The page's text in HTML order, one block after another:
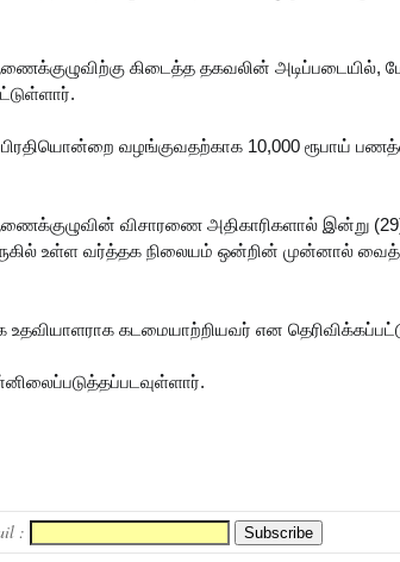
கிடைத்த தகவலின் அடிப்படையில்,
பிரதியொன்றை வழங்குவதற்காக 10,000 ரூபாய்
விசாரணை அதிகாரிகளால் இன்று
உள்ள வர்த்தக நிலையம் ஒன்றின் முன்னால்
கடமையாற்றியவர் என
: